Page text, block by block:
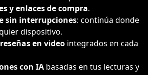
y enlaces de compra.
sin interrupciones: continúa donde
dispositivo.
en video integrados en cada
con IA basadas en tus lecturas y